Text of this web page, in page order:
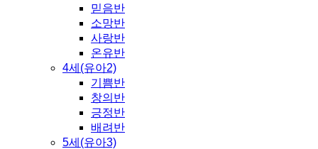
믿음반
소망반
사랑반
온유반
4세(유아2)
기쁨반
창의반
긍정반
배려반
5세(유아3)